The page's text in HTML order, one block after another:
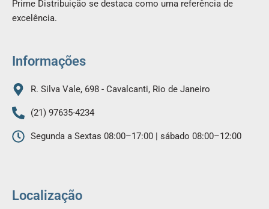
o
o
g
m
Prime Distribuição se destaca como uma referência de
excelência.
Informações
R. Silva Vale, 698 - Cavalcanti, Rio de Janeiro
(21) 97635-4234
Segunda a Sextas 08:00–17:00 | sábado 08:00–12:00
Localização